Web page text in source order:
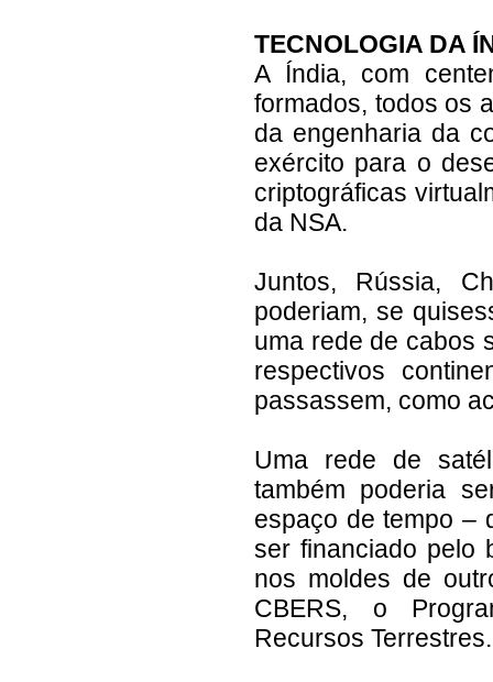
TECNOLOGIA DA
A Índia, com
formados, todos os
da engenharia da
exército para o
criptográficas
da NSA.
Juntos, Rússia,
poderiam, se
uma rede de cabos
respectivos
passassem, como
Uma rede de
também poderia
espaço de tempo –
ser financiado pelo
nos moldes de
CBERS, o
Recursos Terrestres.